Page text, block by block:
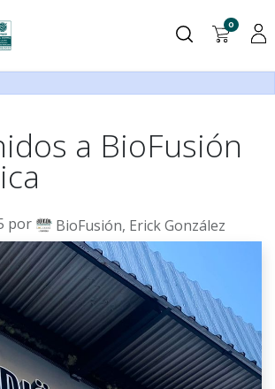
0
a BioFusión
por BioFusión, Erick González